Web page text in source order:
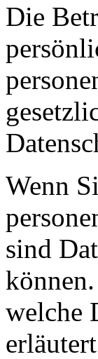
Die
Wenn
sind
welche